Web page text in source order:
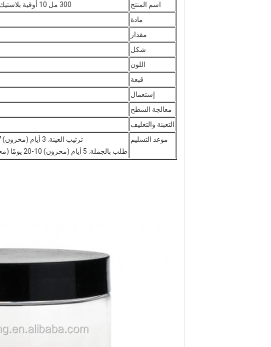
اسم المنتج
300 مل 10 أوقية بلاستيك PET حاويات مستحضرات التجميل الفارغة والأغذية
مادة
مقدار
شكل
اللون
قبعة
إستعمال
معالجة السطح
التعبئة والتغليف
موعد التسليم
ترتيب العينة: 3 أيام (مخزون) 7-15 يومًا (لا يوجد مخزون أو إجراء معالجة سطحية)
طلب بالجملة: 5 أيام (مخزون) 10-20 يومًا (مخزون + معالجة سطحية) 30-45 يومًا (بدون مخزون)